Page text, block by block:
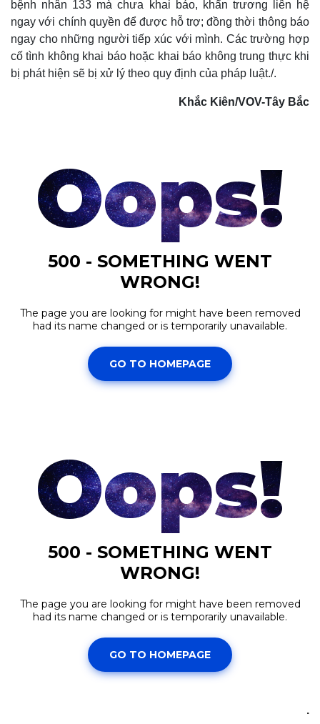
Thị trường
Giá vàng
Tiêu dùng
Chứng khoán
Giá cà phê
bệnh nhân 133 mà chưa khai báo, khẩn trương liên hệ
ngay với chính quyền để được hỗ trợ; đồng thời thông báo
ngay cho những người tiếp xúc với mình. Các trường hợp
cố tình không khai báo hoặc khai báo không trung thực khi
bị phát hiện sẽ bị xử lý theo quy định của pháp luật./.
Khắc Kiên/VOV-Tây Bắc
.